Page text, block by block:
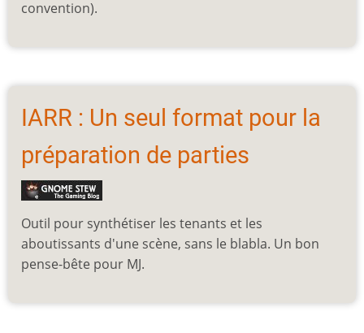
convention).
IARR : Un seul format pour la
préparation de parties
Outil pour synthétiser les tenants et les
aboutissants d'une scène, sans le blabla. Un bon
pense-bête pour MJ.